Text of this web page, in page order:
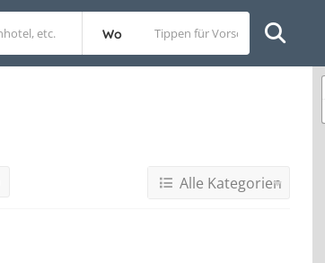
Wo
Alle Kategorien